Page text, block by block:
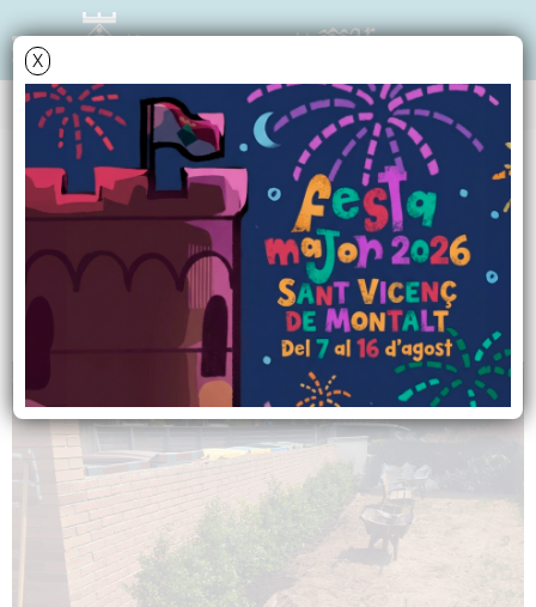
X
NOTÍCIES - ACTUALITAT
Renovem el verd del
parc de Can Ripoll